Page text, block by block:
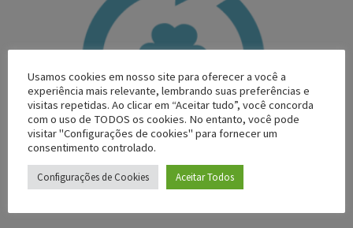
Usamos cookies em nosso site para oferecer a você a
experiência mais relevante, lembrando suas preferências e
visitas repetidas. Ao clicar em “Aceitar tudo”, você concorda
com o uso de TODOS os cookies. No entanto, você pode
visitar "Configurações de cookies" para fornecer um
consentimento controlado.
Configurações de Cookies Aceitar Todos